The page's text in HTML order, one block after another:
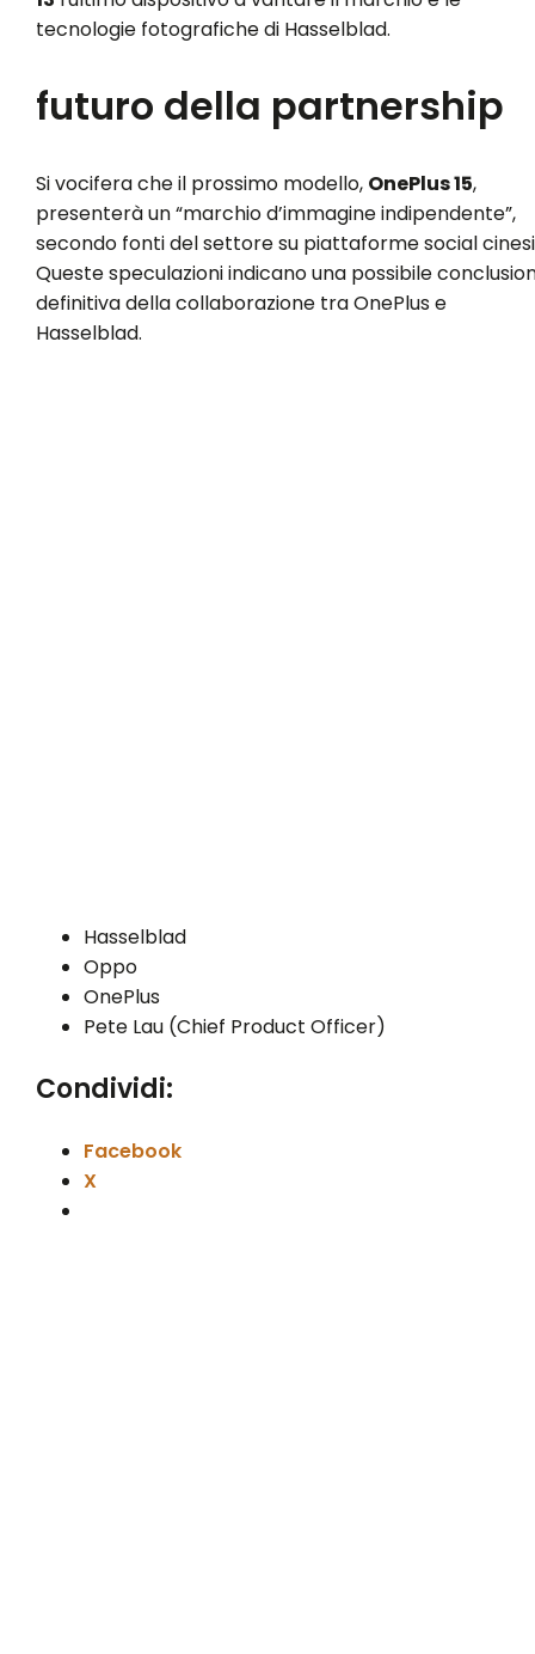
tecnologie fotografiche di Hasselblad.
futuro della partnership
Si vocifera che il prossimo modello, OnePlus 15,
presenterà un “marchio d’immagine indipendente”,
secondo fonti del settore su piattaforme social
Queste speculazioni indicano una possibile
definitiva della collaborazione tra OnePlus e
Hasselblad.
Hasselblad
Oppo
OnePlus
Pete Lau (Chief Product Officer)
Condividi:
Facebook
X